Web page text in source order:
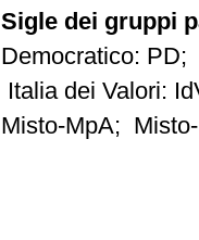
Sigle dei gruppi
Democratico:
Italia dei Valori:
Misto-MpA;